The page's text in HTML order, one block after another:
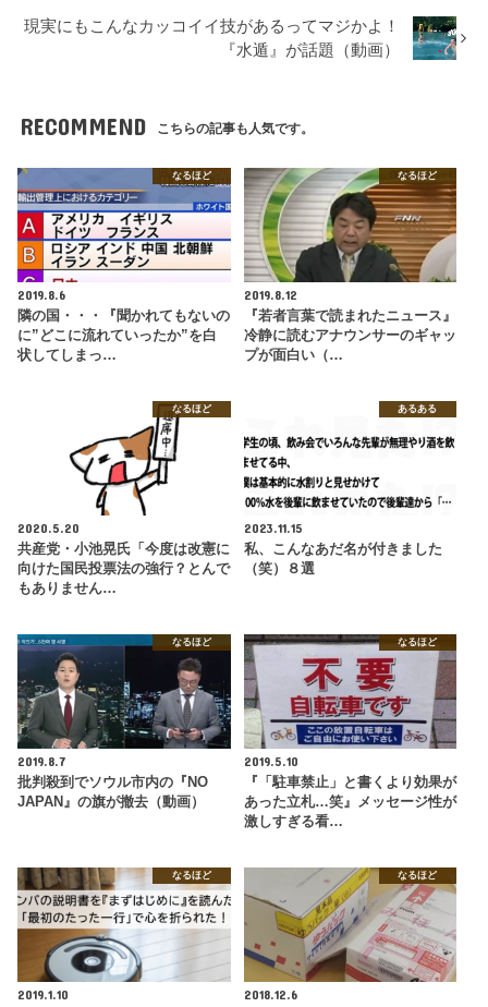
現実にもこんなカッコイイ技があるってマジかよ！
『水遁』が話題（動画）
RECOMMEND こちらの記事も人気です。
なるほど
2019.8.6
隣の国・・・『聞かれてもないの
に”どこに流れていったか”を白
状してしまっ…
なるほど
2019.8.12
『若者言葉で読まれたニュース』
冷静に読むアナウンサーのギャッ
プが面白い（…
なるほど
2020.5.20
共産党・小池晃氏「今度は改憲に
向けた国民投票法の強行？とんで
もありません…
あるある
2023.11.15
私、こんなあだ名が付きました
（笑）８選
なるほど
2019.8.7
批判殺到でソウル市内の『NO
JAPAN』の旗が撤去（動画）
なるほど
2019.5.10
『「駐車禁止」と書くより効果が
あった立札…笑』メッセージ性が
激しすぎる看…
なるほど
2019.1.10
なるほど
2018.12.6